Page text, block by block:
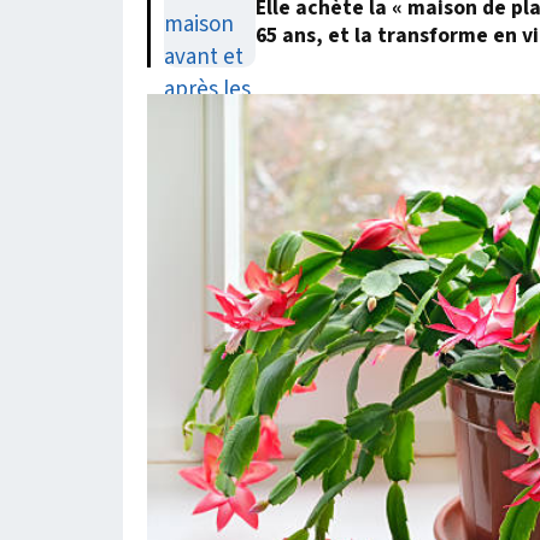
Elle achète la « maison de
65 ans, et la transforme en